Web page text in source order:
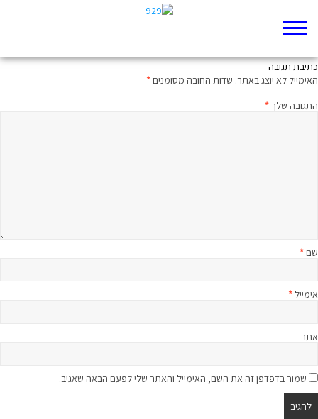
כתיבת תגובה
האימייל לא יוצג באתר. שדות החובה מסומנים*
התגובה שלך*
שם*
אימייל *
אתר
שמור בדפדפן זה את השם, האימייל והאתר שלי לפעם הבאה שאגיב.